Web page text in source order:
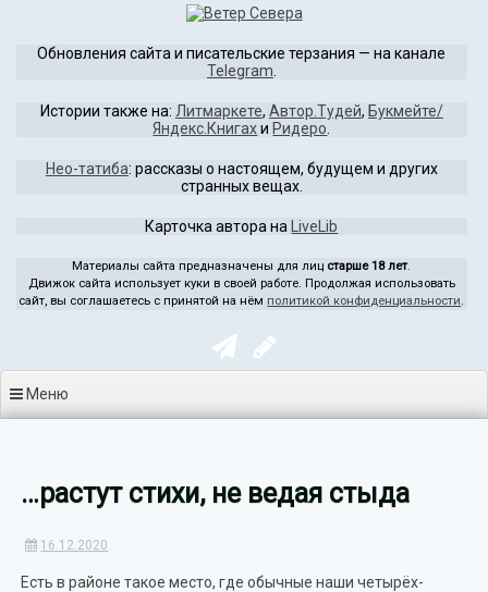
содержимому
Обновления сайта и писательские терзания — на канале
Telegram
Истории также на: Литмаркете, Автор.Тудей, Букмейте/
Яндекс.Книгахи Ридеро
Нео-татиба: рассказы о настоящем, будущем и других
странных вещах.
Карточка автора на LiveLib
Материалы сайта предназначены для лиц старше 18 лет.
Движок сайта использует куки в своей работе. Продолжая использовать
сайт, вы соглашаетесь с принятой на нём политикой конфиденциальности.
Меню
…растут стихи, не ведая стыда
16.12.2020
Есть в районе такое место, где обычные наши четырёх-